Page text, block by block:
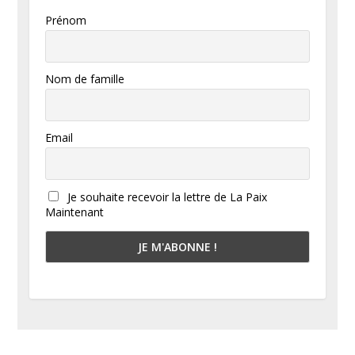
Prénom
Nom de famille
Email
Je souhaite recevoir la lettre de La Paix
Maintenant